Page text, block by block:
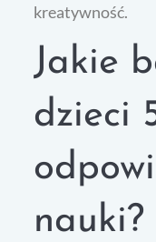
kreatywność.
Jakie
dzieci
nauki?